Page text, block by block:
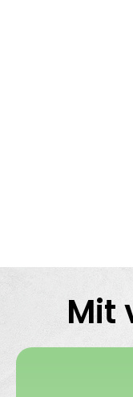
Mit